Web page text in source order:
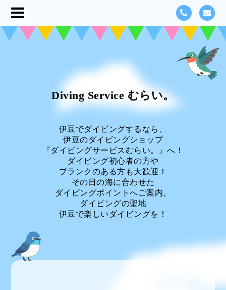
Diving Service むらい。
伊豆でダイビングするなら、
伊豆のダイビングショップ
『ダイビングサービスむらい。』へ！
ダイビング初心者の方や
ブランクのある方も大歓迎！
その日の海に合わせた
ダイビングポイントへご案内。
ダイビングの聖地
伊豆で楽しいダイビングを！